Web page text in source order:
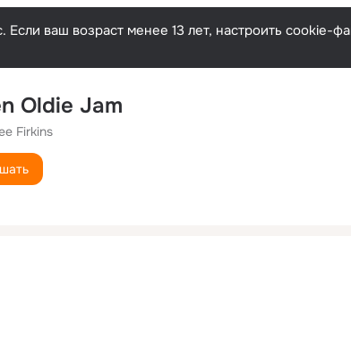
ваш возраст менее 13 лет, настроить cookie-
Oldie Jam
Firkins